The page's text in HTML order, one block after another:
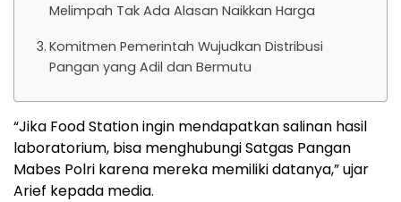
Melimpah Tak Ada Alasan Naikkan Harga
Komitmen Pemerintah Wujudkan Distribusi
Pangan yang Adil dan Bermutu
“Jika Food Station ingin mendapatkan salinan hasil
laboratorium, bisa menghubungi Satgas Pangan
Mabes Polri karena mereka memiliki datanya,” ujar
Arief kepada media.